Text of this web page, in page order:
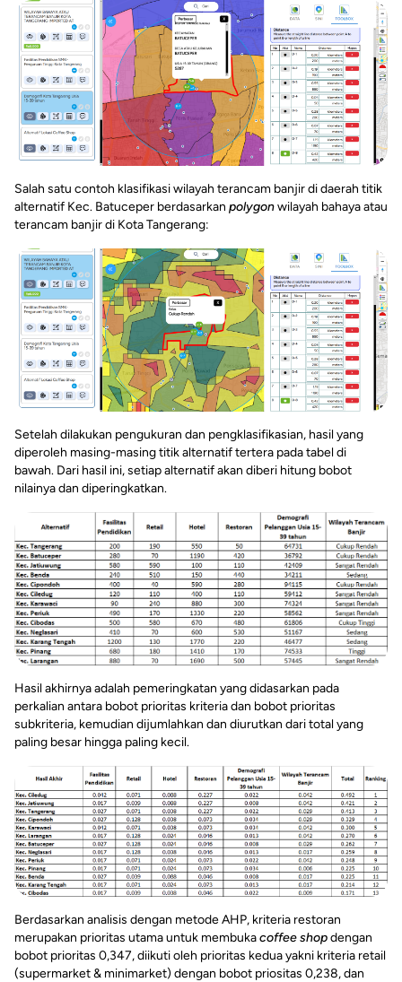
Salah satu contoh klasifikasi wilayah terancam banjir di daerah titik
alternatif Kec. Batuceper berdasarkan polygonwilayah bahaya atau
terancam banjir di Kota Tangerang:
Setelah dilakukan pengukuran dan pengklasifikasian, hasil yang
diperoleh masing-masing titik alternatif tertera pada tabel di
bawah. Dari hasil ini, setiap alternatif akan diberi hitung bobot
nilainya dan diperingkatkan.
Hasil akhirnya adalah pemeringkatan yang didasarkan pada
perkalian antara bobot prioritas kriteria dan bobot prioritas
subkriteria, kemudian dijumlahkan dan diurutkan dari total yang
paling besar hingga paling kecil.
Berdasarkan analisis dengan metode AHP, kriteria restoran
merupakan prioritas utama untuk membukacoffee shopdengan
bobot prioritas 0,347, diikuti oleh prioritas kedua yakni kriteria retail
(supermarket & minimarket) dengan bobot priositas 0,238, dan